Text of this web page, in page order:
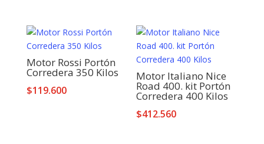
Motor Rossi Portón
Corredera 350 Kilos
$119.600
Motor Italiano Nice
Road 400. kit Portón
Corredera 400 Kilos
$412.560